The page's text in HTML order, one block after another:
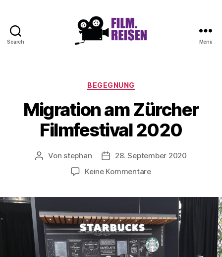
Search Menü
Kategorien
BEGEGNUNG
Migration am Zürcher
Filmfestival 2020
Beitragsautor
Von stephan Beitragsdatum
28. September 2020
Keine Kommentarezu
Filmfestival
2020